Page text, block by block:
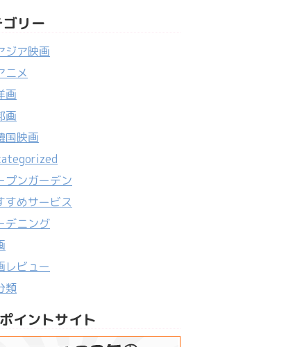
ゴリー
ジア映画
ニメ
画
画
国映画
プンガーデン
すめサービス
デニング
レビュー
類
イントサイト